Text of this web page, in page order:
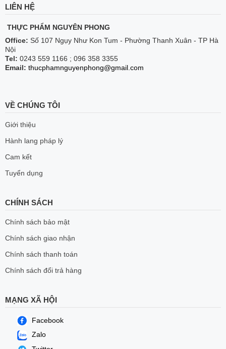
LIÊN HỆ
THỰC PHẨM NGUYÊN PHONG
Office: Số 107 Ngụy Như Kon Tum - Phường Thanh Xuân - TP Hà
Nội
Tel: 0243 559 1166 ; 096 358 3355
Email: thucphamnguyenphong@gmail.com
VỀ CHÚNG TÔI
Giới thiệu
Hành lang pháp lý
Cam kết
Tuyển dụng
CHÍNH SÁCH
Chính sách bảo mật
Chính sách giao nhận
Chính sách thanh toán
Chính sách đổi trả hàng
MẠNG XÃ HỘI
Facebook
Zalo